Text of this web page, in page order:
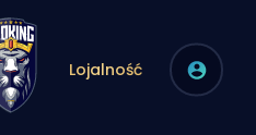
Lojalność